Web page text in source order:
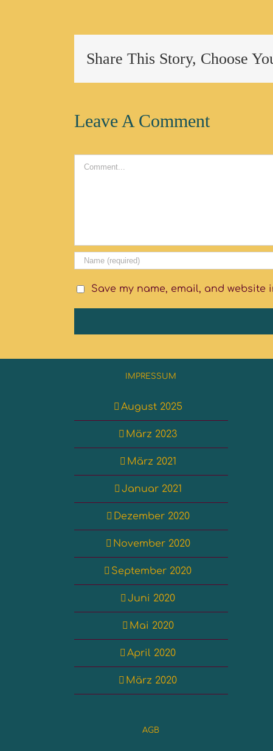
Share This Story, Choose
Leave A Comment
Comment
Save my name, email, and
IMPRESSUM
August 2025
März 2023
März 2021
Januar 2021
Dezember 2020
November 2020
September 2020
Juni 2020
Mai 2020
April 2020
März 2020
AGB